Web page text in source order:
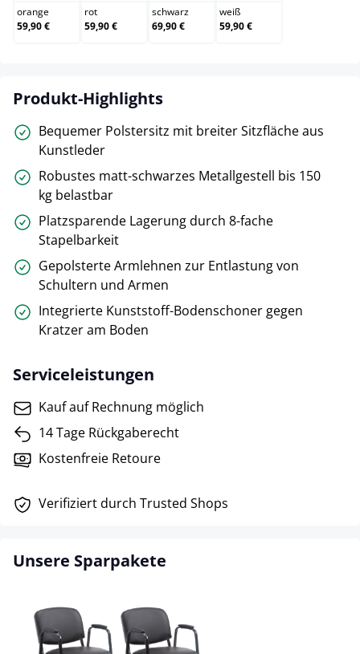
orange
59,90 €
rot
59,90 €
schwarz
69,90 €
weiß
59,90 €
Produkt-Highlights
Bequemer Polstersitz mit breiter Sitzfläche aus
Kunstleder
Robustes matt-schwarzes Metallgestell bis 150
kg belastbar
Platzsparende Lagerung durch 8-fache
Stapelbarkeit
Gepolsterte Armlehnen zur Entlastung von
Schultern und Armen
Integrierte Kunststoff-Bodenschoner gegen
Kratzer am Boden
Serviceleistungen
Kauf auf Rechnung möglich
14 Tage Rückgaberecht
Kostenfreie Retoure
Verifiziert durch Trusted Shops
Unsere Sparpakete